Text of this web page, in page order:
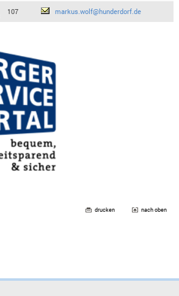
107 markus.wolf@hunderdorf.de
drucken nach oben